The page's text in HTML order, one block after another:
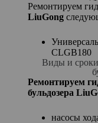
Ремонтируем
LiuGong
CLGB180
Виды и
Ремонтируем
бульдозера
насосы